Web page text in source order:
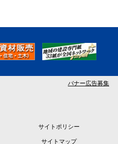
バナー広告募集
サイトポリシー
サイトマップ